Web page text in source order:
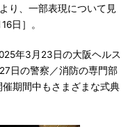
り、一部表現について見
日］。
年3月23日の大阪ヘルス
日の警察／消防の専門部
期間中もさまざまな式典